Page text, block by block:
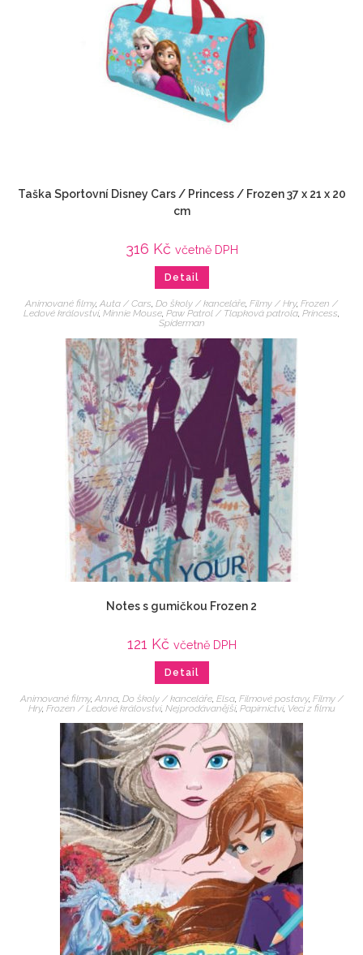
Taška Sportovní Disney Cars / Princess / Frozen 37 x 21 x 20
cm
316 Kč včetně DPH
Detail
Animované filmy, Auta / Cars, Do školy / kanceláře, Filmy / Hry, Frozen /
Ledové království, Minnie Mouse, Paw Patrol / Tlapková patrola, Princess,
Spiderman
Notes s gumičkou Frozen 2
121 Kč včetně DPH
Detail
Animované filmy, Anna, Do školy / kanceláře, Elsa, Filmové postavy, Filmy /
Hry, Frozen / Ledové království, Nejprodávanější, Papírnictví, Veci z filmu